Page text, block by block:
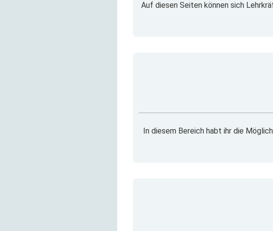
Auf diesen Seiten können sich
In diesem Bereich habt ihr die